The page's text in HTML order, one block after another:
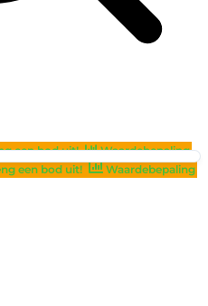
een bod uit!
Waardebepaling
een bod uit! Waardebepaling